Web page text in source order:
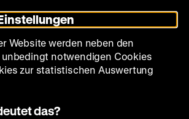
SBZ, DDR
Website werden neben den
notwendigen Cookies
zur statistischen Auswertung
das?